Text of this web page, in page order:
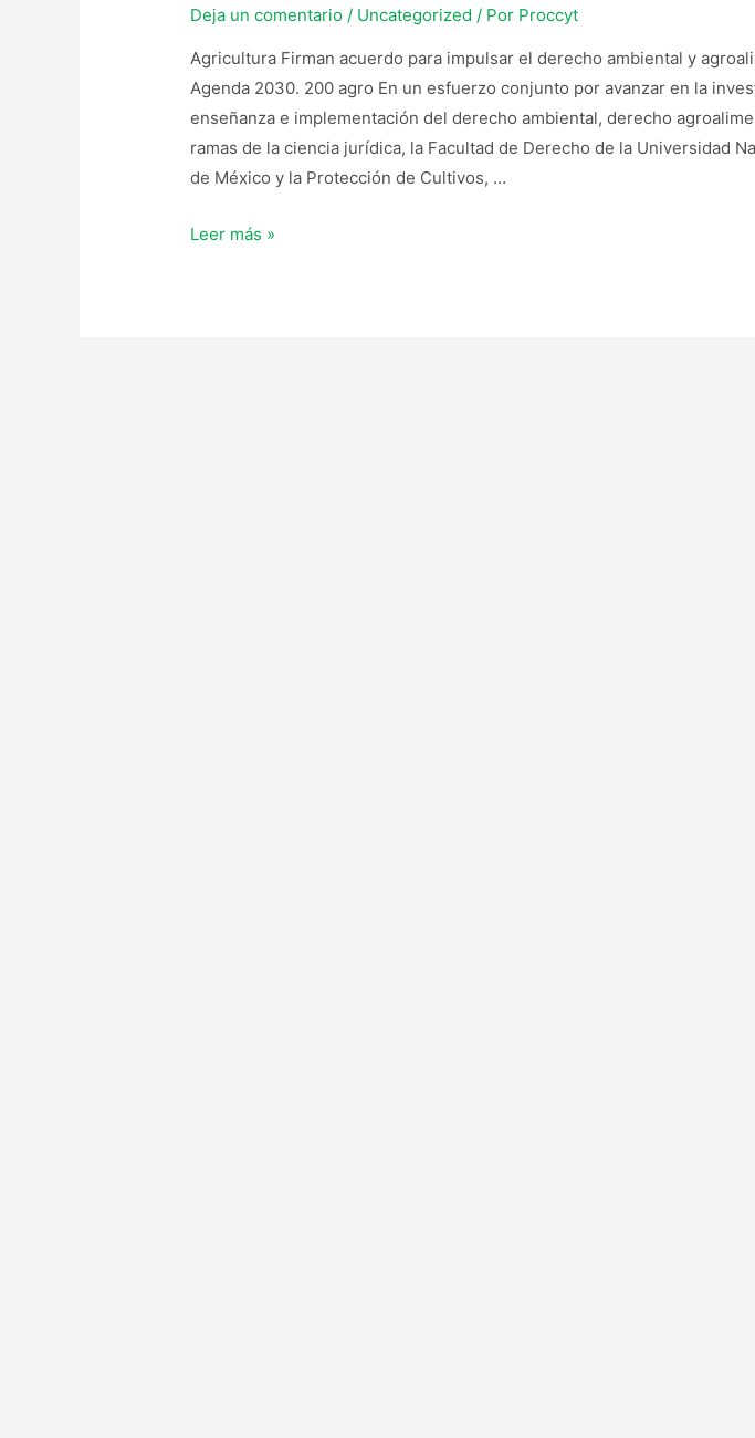
Deja un comentario / Uncategorized / Por Proccyt
Agricultura Firman acuerdo para impulsar el derecho ambiental y
Agenda 2030. 200 agro En un esfuerzo conjunto por avanzar en la
enseñanza e implementación del derecho ambiental, derecho
ramas de la ciencia jurídica, la Facultad de Derecho de la Universidad
de México y la Protección de Cultivos, …
Leer más »